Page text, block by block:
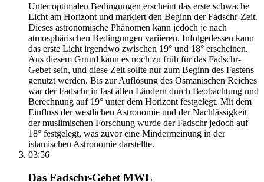
Unter optimalen Bedingungen erscheint das erste schwache
Licht am Horizont und markiert den Beginn der Fadschr-Zeit.
Dieses astronomische Phänomen kann jedoch je nach
atmosphärischen Bedingungen variieren. Infolgedessen kann
das erste Licht irgendwo zwischen 19° und 18° erscheinen.
Aus diesem Grund kann es noch zu früh für das Fadschr-
Gebet sein, und diese Zeit sollte nur zum Beginn des Fastens
genutzt werden. Bis zur Auflösung des Osmanischen Reiches
war der Fadschr in fast allen Ländern durch Beobachtung und
Berechnung auf 19° unter dem Horizont festgelegt. Mit dem
Einfluss der westlichen Astronomie und der Nachlässigkeit
der muslimischen Forschung wurde der Fadschr jedoch auf
18° festgelegt, was zuvor eine Mindermeinung in der
islamischen Astronomie darstellte.
03:56
Das Fadschr-Gebet MWL